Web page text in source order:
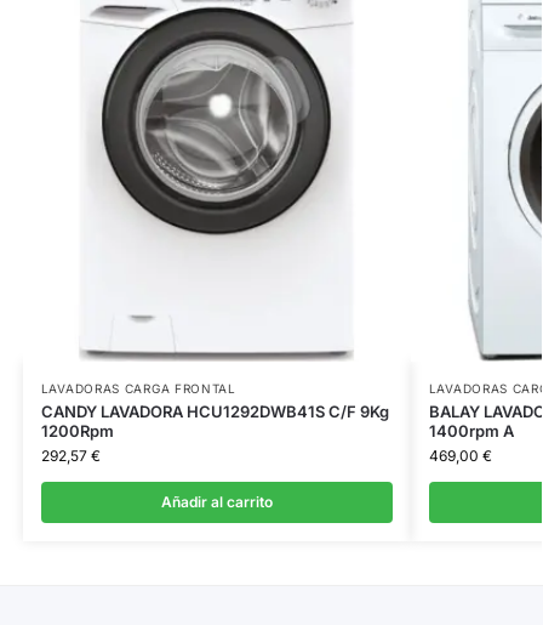
LAVADORAS CARGA FRONTAL
CANDY LAVADORA HCU1292DWB41S C/F 9Kg
1200Rpm
292,57 €
Añadir al carrito
LAVADORAS
BALAY
1400rpm A
469,00 €